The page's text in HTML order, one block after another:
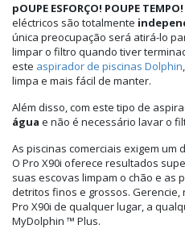
pOUPE ESFORÇO! POUPE TEMPO!
eléctricos são totalmente
única preocupação será atirá-lo
limpar o filtro quando tiver
este aspirador de piscinas Dolphin
limpa e mais fácil de manter.
Além disso, com este tipo de
água e não é necessário lavar o
As piscinas comerciais exigem um
O Pro X90i oferece resultados
suas escovas limpam o chão e as
detritos finos e grossos.
Pro X90i de qualquer lugar, a
MyDolphin ™ Plus.